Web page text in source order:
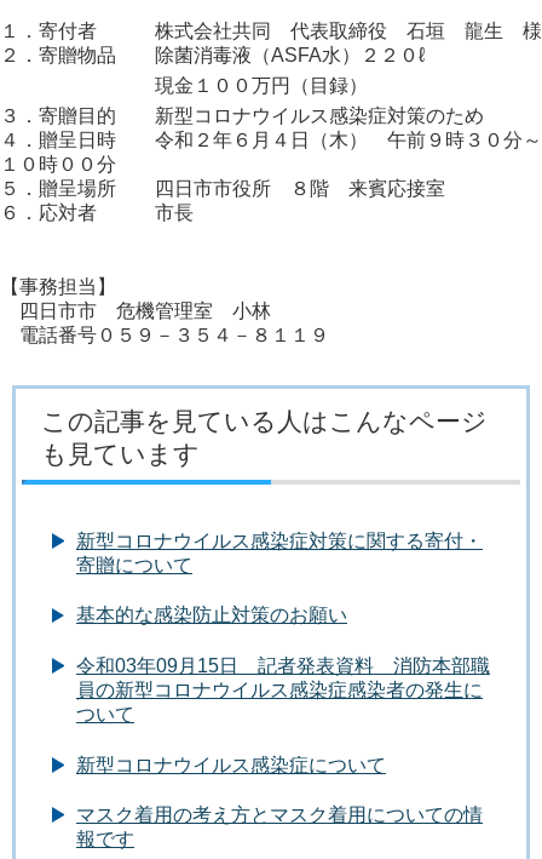
１．寄付者 株式会社共同 代表取締役 石垣 龍生 様
２．寄贈物品 除菌消毒液（ASFA水）２２０ℓ
現金１００万円（目録）
３．寄贈目的 新型コロナウイルス感染症対策のため
４．贈呈日時 令和２年６月４日（木） 午前９時３０分～
１０時００分
５．贈呈場所 四日市市役所 ８階 来賓応接室
６．応対者 市長
【事務担当】
四日市市 危機管理室 小林
電話番号０５９－３５４－８１１９
この記事を見ている人はこんなページ
も見ています
新型コロナウイルス感染症対策に関する寄付・
寄贈について
基本的な感染防止対策のお願い
令和03年09月15日 記者発表資料 消防本部職
員の新型コロナウイルス感染症感染者の発生に
ついて
新型コロナウイルス感染症について
マスク着用の考え方とマスク着用についての情
報です